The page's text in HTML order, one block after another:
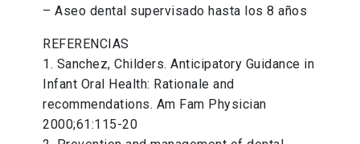
– Aseo dental supervisado hasta los 8 años
REFERENCIAS
1. Sanchez, Childers. Anticipatory Guidance in
Infant Oral Health: Rationale and
recommendations. Am Fam Physician
2000;61:115-20